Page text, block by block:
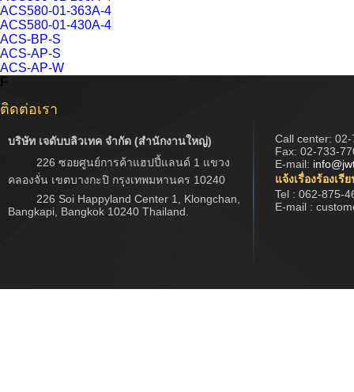
ACS580-01-363A-4
ACS580-01-430A-4
ACS-BP-S
ACS-AP-S
ACS-AP-W
F
ติดต่อเรา
บริษัท เจดับบลิวเทค จำกัด (สำนักงานใหญ่)
226 ซอยศูนย์การค้าแฮปปี้แลนด์ 1 แขวง
คลองจั่น เขตบางกะปิ กรุงเทพมหานคร 10240
226 Soi Happyland Center 1, Klongchan,
Bangkapi, Bangkok 10240 Thailand.
Call center: 02-
Fax: 02-733-
E-mail:
แจ้งเรื่องร้องเรี
Tel : 062-875-
E-mail :